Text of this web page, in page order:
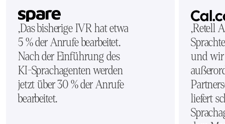
„Das bisherige IVR hat etwa
5 % der Anrufe bearbeitet.
Nach der Einführung des
KI-Sprachagenten werden
jetzt über 30 % der Anrufe
bearbeitet.
„Retell
und wir
liefert